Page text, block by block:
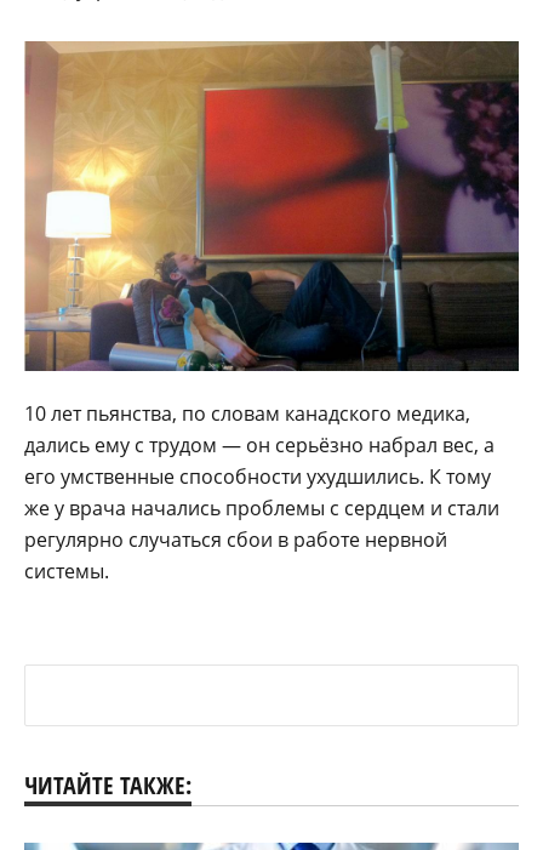
10 лет пьянства, по словам канадского медика,
дались ему с трудом — он серьёзно набрал вес, а
его умственные способности ухудшились. К тому
же у врача начались проблемы с сердцем и стали
регулярно случаться сбои в работе нервной
системы.
ЧИТАЙТЕ ТАКЖЕ: